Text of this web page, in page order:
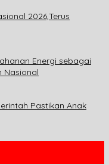
2026,Terus
Energi sebagai
Nasional
Pastikan Anak